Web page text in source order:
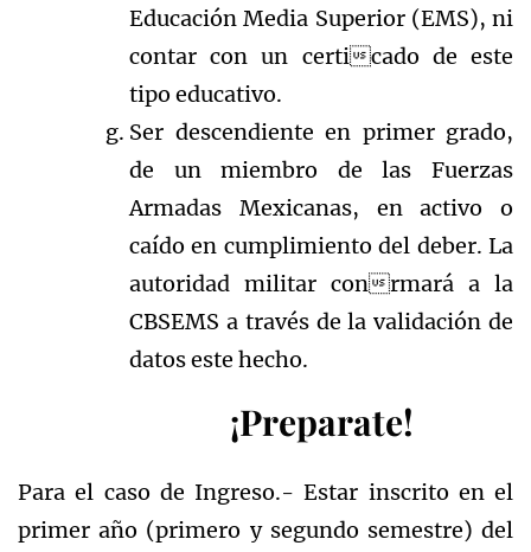
Educación Media Superior (EMS), ni
contar con un certicado de este
tipo educativo.
Ser descendiente en primer grado,
de un miembro de las Fuerzas
Armadas Mexicanas, en activo o
caído en cumplimiento del deber. La
autoridad militar conrmará a la
CBSEMS a través de la validación de
datos este hecho.
¡Preparate!
Para el caso de Ingreso.- Estar inscrito en el
primer año (primero y segundo semestre) del